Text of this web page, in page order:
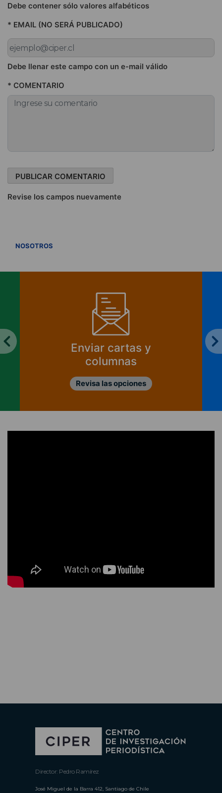
Debe contener sólo valores alfabéticos
* EMAIL (NO SERÁ PUBLICADO)
Debe llenar este campo con un e-mail válido
* COMENTARIO
Revise los campos nuevamente
NOSOTROS
Enviar cartas y
columnas
Revisa las opciones
Director: Pedro Ramírez
José Miguel de la Barra 412, Santiago de Chile